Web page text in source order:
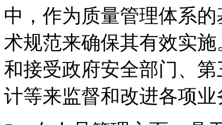
中，作为质量管理体系
术规范来确保其有效实
和接受政府安全部门
计等来监督和改进各项